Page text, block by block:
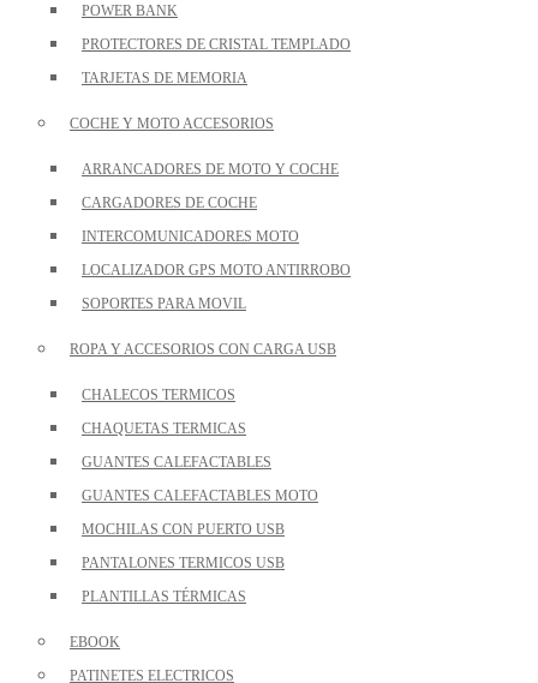
POWER BANK
PROTECTORES DE CRISTAL TEMPLADO
TARJETAS DE MEMORIA
COCHE Y MOTO ACCESORIOS
ARRANCADORES DE MOTO Y COCHE
CARGADORES DE COCHE
INTERCOMUNICADORES MOTO
LOCALIZADOR GPS MOTO ANTIRROBO
SOPORTES PARA MOVIL
ROPA Y ACCESORIOS CON CARGA USB
CHALECOS TERMICOS
CHAQUETAS TERMICAS
GUANTES CALEFACTABLES
GUANTES CALEFACTABLES MOTO
MOCHILAS CON PUERTO USB
PANTALONES TERMICOS USB
PLANTILLAS TÉRMICAS
EBOOK
PATINETES ELECTRICOS